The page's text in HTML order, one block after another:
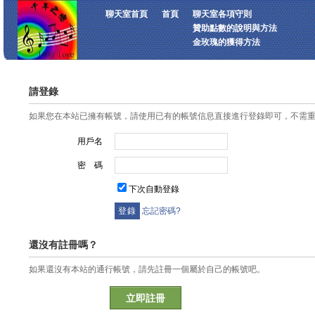
聊天室首頁 首頁
聊天室各項守則
贊助點數的說明與方法
金玫瑰的獲得方法
請登錄
如果您在本站已擁有帳號，請使用已有的帳號信息直接進行登錄即可，不需
用戶名
密 碼
下次自動登錄
忘記密碼?
還沒有註冊嗎？
如果還沒有本站的通行帳號，請先註冊一個屬於自己的帳號吧。
立即註冊